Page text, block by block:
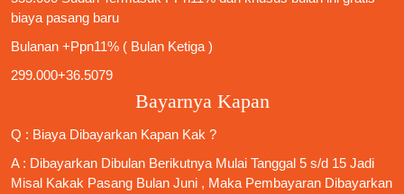
biaya pasang baru
Bulanan +Ppn11% ( Bulan Ketiga )
299.000+36.5079
Bayarnya Kapan
Q : Biaya Dibayarkan Kapan Kak ?
A : Dibayarkan Dibulan Berikutnya Mulai Tanggal 5 s/d 15 Jadi
Misal Kakak Pasang Bulan Juni , Maka Pembayaran Dibayarkan